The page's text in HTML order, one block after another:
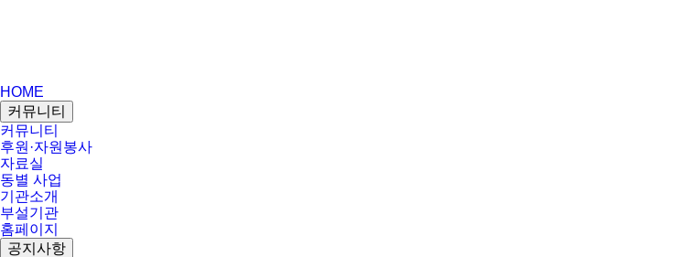
HOME
커뮤니티
커뮤니티
후원·자원봉사
자료실
동별 사업
기관소개
부설기관
홈페이지
공지사항